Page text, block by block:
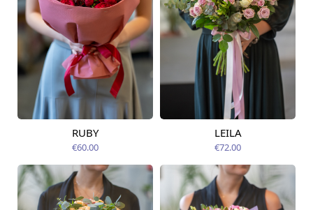
Pieejama no
RUBY
€60.00
Pieejams šodien
LEILA
€72.00